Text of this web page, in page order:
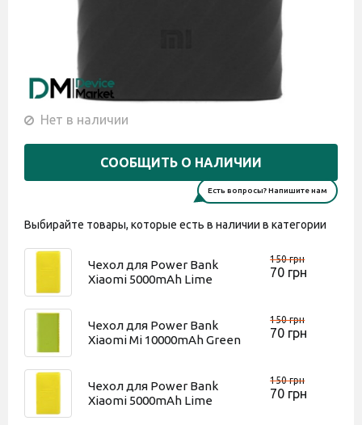
Нет в наличии
СООБЩИТЬ О НАЛИЧИИ
Есть вопросы? Напишите нам
Выбирайте товары, которые есть в наличии в категории
Чехол для Power Bank
Xiaomi 5000mAh Lime
70 грн
150 грн
Чехол для Power Bank
Xiaomi Mi 10000mAh Green
70 грн
150 грн
Чехол для Power Bank
Xiaomi 5000mAh Lime
70 грн
150 грн